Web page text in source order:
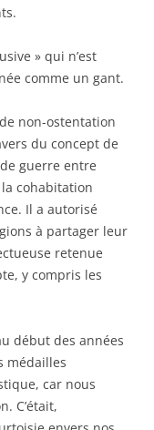
» qui n’est
comme un gant.
non-ostentation
du concept de
guerre entre
cohabitation
Il a autorisé
à partager leur
retenue
y compris les
début des années
médailles
car nous
C’était,